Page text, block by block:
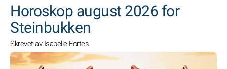
Horoskop august 2026 for
Steinbukken
Skrevet av Isabelle Fortes